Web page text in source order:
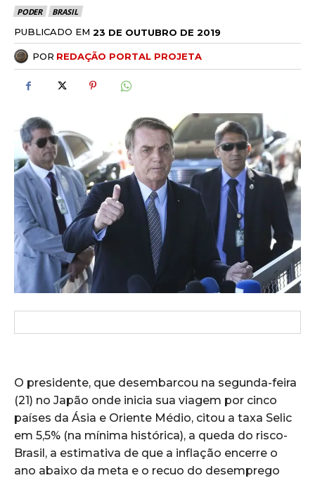
PODER BRASIL
PUBLICADO EM 23 DE OUTUBRO DE 2019
POR REDAÇÃO PORTAL PROJETA
O presidente, que desembarcou na segunda-feira
(21) no Japão onde inicia sua viagem por cinco
países da Ásia e Oriente Médio, citou a taxa Selic
em 5,5% (na mínima histórica), a queda do risco-
Brasil, a estimativa de que a inflação encerre o
ano abaixo da meta e o recuo do desemprego